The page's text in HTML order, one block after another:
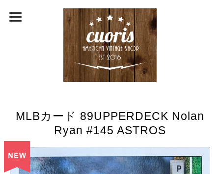
MLBカード 89UPPERDECK Nolan
Ryan #145 ASTROS